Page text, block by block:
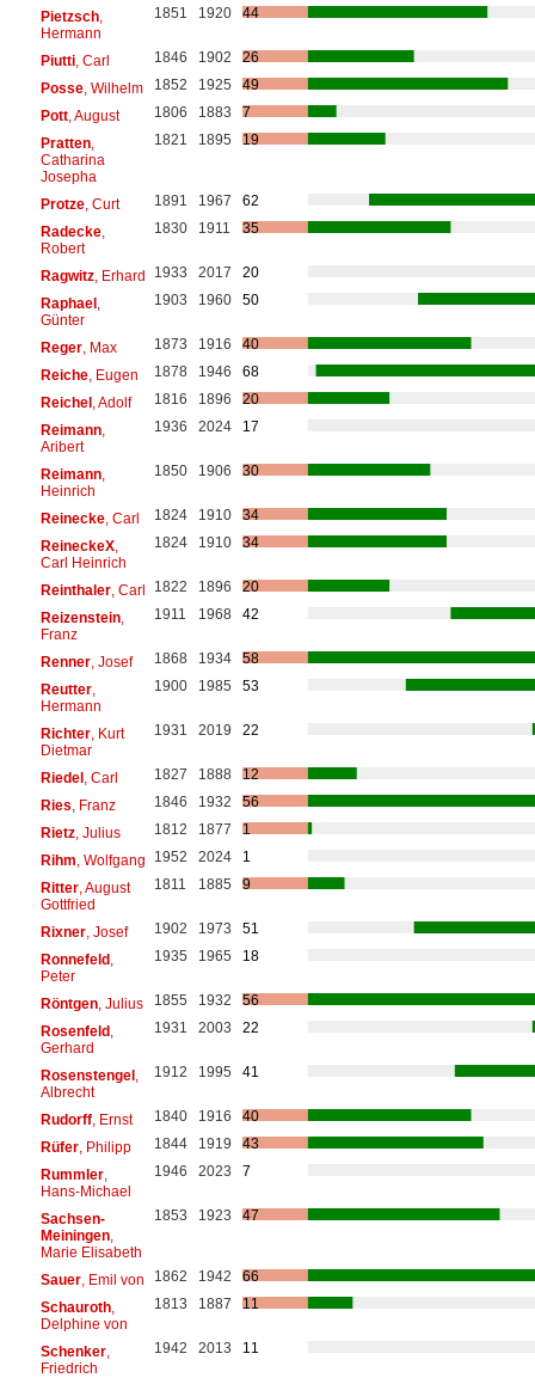
Pietzsch,
Hermann
1851 1920 44
Piutti, Carl 1846 1902
26
Posse, Wilhelm 1852 1925
49
Pott, August 1806 1883
7
Pratten,
Catharina
Josepha
1821 1895 19
Protze, Curt 1891 1967
62
Radecke,
Robert
1830 1911 35
Ragwitz, Erhard 1933 2017
20
Raphael,
Günter
1903 1960 50
Reger, Max 1873 1916
40
Reiche, Eugen 1878 1946
68
Reichel, Adolf 1816 1896
20
Reimann,
Aribert
1936 2024 17
Reimann,
Heinrich
1850 1906 30
Reinecke, Carl 1824 1910
34
ReineckeX,
Carl Heinrich
1824 1910 34
Reinthaler, Carl 1822 1896
20
Reizenstein,
Franz
1911 1968 42
Renner, Josef 1868 1934
58
Reutter,
Hermann
1900 1985 53
Richter, Kurt
Dietmar
1931 2019 22
Riedel, Carl 1827 1888
12
Ries , Franz 1846 1932
56
Rietz, Julius 1812 1877
1
Rihm , Wolfgang 1952 2024
1
Ritter, August
Gottfried
1811 1885 9
Rixner, Josef 1902 1973
51
Ronnefeld,
Peter
1935 1965 18
Röntgen, Julius 1855 1932
56
Rosenfeld,
Gerhard
1931 2003 22
Rosenstengel,
Albrecht
1912 1995 41
Rudorff, Ernst 1840 1916
40
Rüfer, Philipp 1844 1919
43
Rummler,
Hans-Michael
1946 2023 7
Sachsen-
Meiningen,
Marie Elisabeth
1853 1923 47
Sauer, Emil von 1862 1942
66
Schauroth,
Delphine von
1813 1887 11
Schenker,
Friedrich
1942 2013 11